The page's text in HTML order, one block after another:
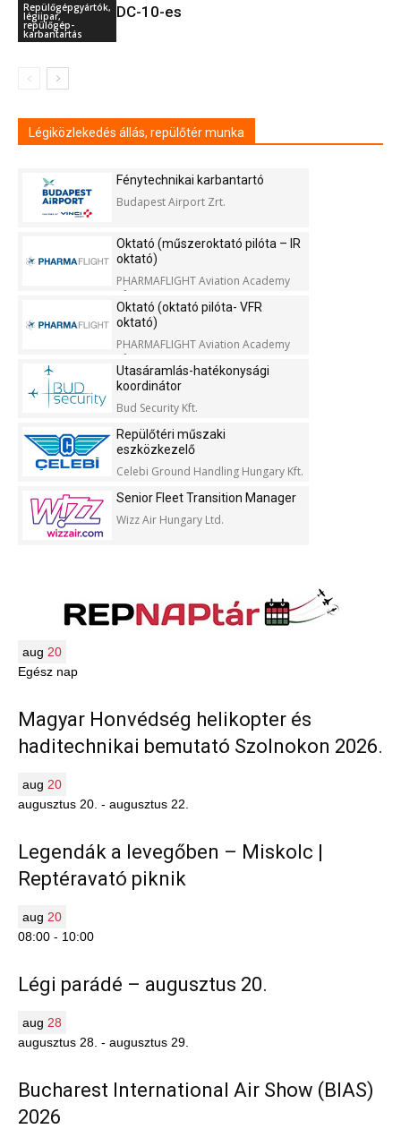
Repülőgépgyártók,
légiipar,
repülőgép-
karbantartás
DC-10-es
Légiközlekedés állás, repülőtér munka
Fénytechnikai karbantartó
Budapest Airport Zrt.
Oktató (műszeroktató pilóta – IR
oktató)
PHARMAFLIGHT Aviation Academy
Kft.
Oktató (oktató pilóta- VFR
oktató)
PHARMAFLIGHT Aviation Academy
Kft.
Utasáramlás-hatékonysági
koordinátor
Bud Security Kft.
Repülőtéri műszaki
eszközkezelő
Celebi Ground Handling Hungary Kft.
Senior Fleet Transition Manager
Wizz Air Hungary Ltd.
aug 20
Egész nap
Magyar Honvédség helikopter és
haditechnikai bemutató Szolnokon 2026.
aug 20
augusztus 20. - augusztus 22.
Legendák a levegőben – Miskolc |
Reptéravató piknik
aug 20
08:00 - 10:00
Légi parádé – augusztus 20.
aug 28
augusztus 28. - augusztus 29.
Bucharest International Air Show (BIAS)
2026